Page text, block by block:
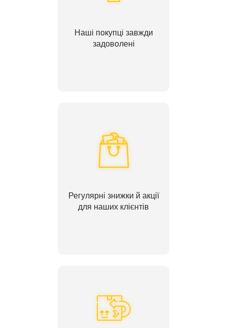
Наші покупці завжди
задоволені
Регулярні знижки й акції
для наших клієнтів